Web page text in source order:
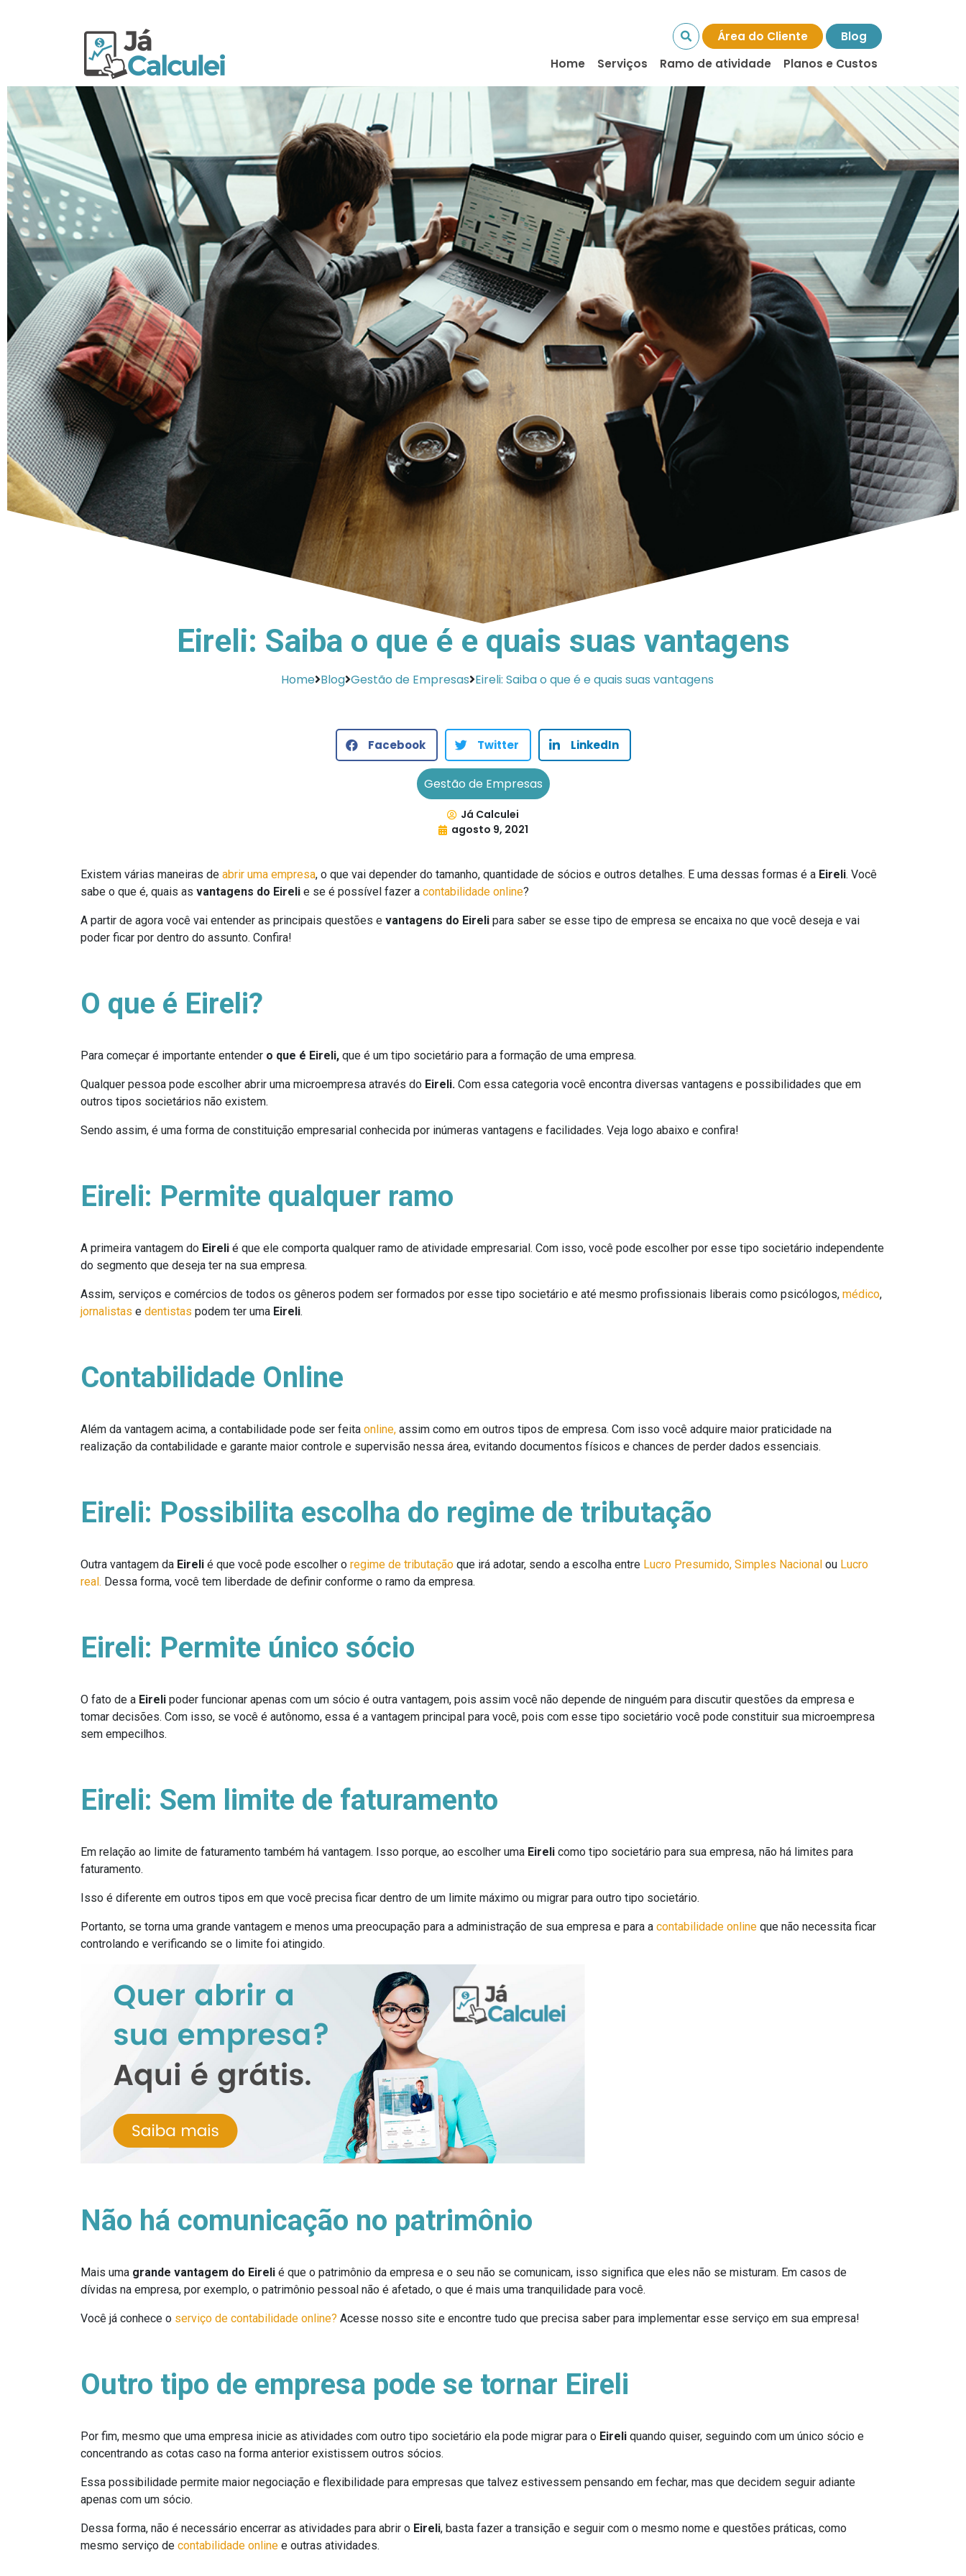
Área do Cliente
Blog
Home
Serviços Ramo de atividade Planos e Custos
Eireli: Saiba o que é e quais suas vantagens
Home Blog Gestão de Empresas Eireli: Saiba o que é e quais suas vantagens
Facebook Twitter LinkedIn
Gestão de Empresas
Já Calculei
agosto 9, 2021
Existem várias maneiras de abrir uma empresa, o que vai depender do tamanho, quantidade de sócios e outros detalhes. E uma dessas formas é a Eireli. Você
sabe o que é, quais as vantagens do Eireli e se é possível fazer a contabilidade online?
A partir de agora você vai entender as principais questões e vantagens do Eireli para saber se esse tipo de empresa se encaixa no que você deseja e vai
poder ficar por dentro do assunto. Confira!
O que é Eireli?
Para começar é importante entender o que é Eireli, que é um tipo societário para a formação de uma empresa.
Qualquer pessoa pode escolher abrir uma microempresa através do Eireli. Com essa categoria você encontra diversas vantagens e possibilidades que em
outros tipos societários não existem.
Sendo assim, é uma forma de constituição empresarial conhecida por inúmeras vantagens e facilidades. Veja logo abaixo e confira!
Eireli: Permite qualquer ramo
A primeira vantagem do Eireli é que ele comporta qualquer ramo de atividade empresarial. Com isso, você pode escolher por esse tipo societário independente
do segmento que deseja ter na sua empresa.
Assim, serviços e comércios de todos os gêneros podem ser formados por esse tipo societário e até mesmo profissionais liberais como psicólogos, médico,
jornalistas e dentistas podem ter uma Eireli.
Contabilidade Online
Além da vantagem acima, a contabilidade pode ser feita online, assim como em outros tipos de empresa. Com isso você adquire maior praticidade na
realização da contabilidade e garante maior controle e supervisão nessa área, evitando documentos físicos e chances de perder dados essenciais.
Eireli: Possibilita escolha do regime de tributação
Outra vantagem da Eireli é que você pode escolher o regime de tributação que irá adotar, sendo a escolha entre Lucro Presumido, Simples Nacional ou Lucro
real. Dessa forma, você tem liberdade de definir conforme o ramo da empresa.
Eireli: Permite único sócio
O fato de a Eireli poder funcionar apenas com um sócio é outra vantagem, pois assim você não depende de ninguém para discutir questões da empresa e
tomar decisões. Com isso, se você é autônomo, essa é a vantagem principal para você, pois com esse tipo societário você pode constituir sua microempresa
sem empecilhos.
Eireli: Sem limite de faturamento
Em relação ao limite de faturamento também há vantagem. Isso porque, ao escolher uma Eireli como tipo societário para sua empresa, não há limites para
faturamento.
Isso é diferente em outros tipos em que você precisa ficar dentro de um limite máximo ou migrar para outro tipo societário.
Portanto, se torna uma grande vantagem e menos uma preocupação para a administração de sua empresa e para a contabilidade online que não necessita ficar
controlando e verificando se o limite foi atingido.
Não há comunicação no patrimônio
Mais uma grande vantagem do Eireli é que o patrimônio da empresa e o seu não se comunicam, isso significa que eles não se misturam. Em casos de
dívidas na empresa, por exemplo, o patrimônio pessoal não é afetado, o que é mais uma tranquilidade para você.
Você já conhece o serviço de contabilidade online? Acesse nosso site e encontre tudo que precisa saber para implementar esse serviço em sua empresa!
Outro tipo de empresa pode se tornar Eireli
Por fim, mesmo que uma empresa inicie as atividades com outro tipo societário ela pode migrar para o Eireli quando quiser, seguindo com um único sócio e
concentrando as cotas caso na forma anterior existissem outros sócios.
Essa possibilidade permite maior negociação e flexibilidade para empresas que talvez estivessem pensando em fechar, mas que decidem seguir adiante
apenas com um sócio.
Dessa forma, não é necessário encerrar as atividades para abrir o Eireli, basta fazer a transição e seguir com o mesmo nome e questões práticas, como
mesmo serviço de contabilidade online e outras atividades.